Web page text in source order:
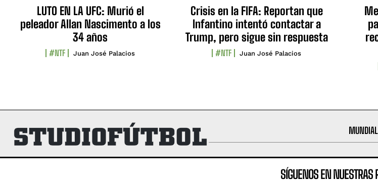
LUTO EN LA UFC: Murió el
peleador Allan Nascimento a los
34 años
#NTF Juan José Palacios
Crisis en la FIFA: Reportan que
Infantino intentó contactar a
Trump, pero sigue sin respuesta
#NTF Juan José Palacios
SÍGUENOS EN NUESTRAS